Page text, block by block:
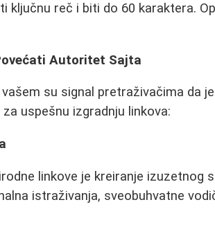
ključnu reč i biti do 60 karaktera.
Autoritet Sajta
su signal pretraživačima da
uspešnu izgradnju linkova:
linkove je kreiranje izuzetnog
istraživanja, sveobuhvatne